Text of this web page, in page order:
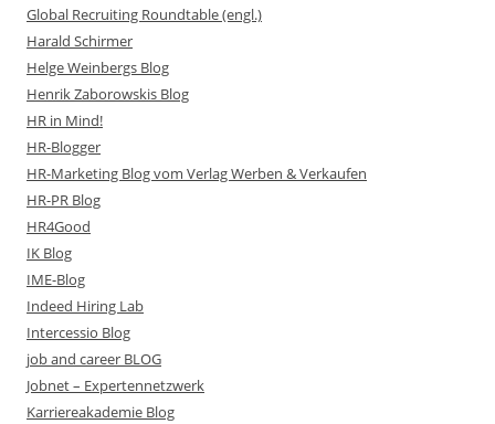
Global Recruiting Roundtable (engl.)
Harald Schirmer
Helge Weinbergs Blog
Henrik Zaborowskis Blog
HR in Mind!
HR-Blogger
HR-Marketing Blog vom Verlag Werben & Verkaufen
HR-PR Blog
HR4Good
IK Blog
IME-Blog
Indeed Hiring Lab
Intercessio Blog
job and career BLOG
Jobnet – Expertennetzwerk
Karriereakademie Blog